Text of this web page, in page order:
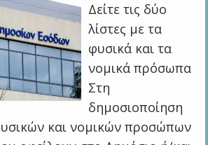
Δείτε τις δύο
λίστες με τα
φυσικά και τα
νομικά πρόσωπα
Στη
δημοσιοποίηση
και νομικών προσώπων